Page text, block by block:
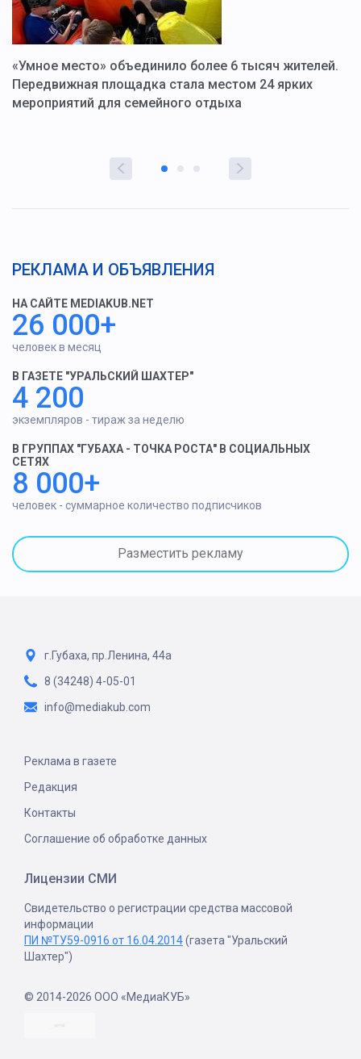
«Умное место» объединило более 6 тысяч жителей.
Передвижная площадка стала местом 24 ярких
мероприятий для семейного отдыха
РЕКЛАМА И ОБЪЯВЛЕНИЯ
НА САЙТЕ MEDIAKUB.NET
26 000+
человек в месяц
В ГАЗЕТЕ "УРАЛЬСКИЙ ШАХТЕР"
4 200
экземпляров - тираж за неделю
В ГРУППАХ "ГУБАХА - ТОЧКА РОСТА" В СОЦИАЛЬНЫХ
СЕТЯХ
8 000+
человек - суммарное количество подписчиков
Разместить рекламу
г.Губаха, пр.Ленина, 44а
8 (34248) 4-05-01
info@mediakub.com
Реклама в газете
Редакция
Контакты
Соглашение об обработке данных
Лицензии СМИ
Свидетельство о регистрации средства массовой
информации
ПИ №ТУ59-0916 от 16.04.2014(газета "Уральский
Шахтер")
© 2014-2026 ООО «МедиаКУБ»